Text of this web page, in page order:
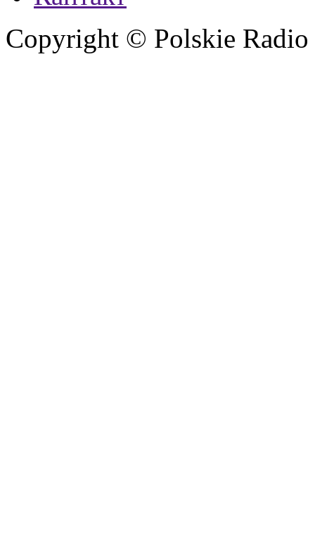
Copyright © Polskie